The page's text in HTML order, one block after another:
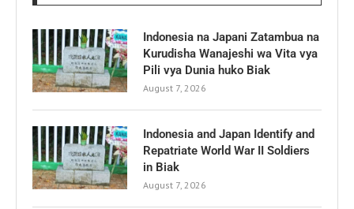
Indonesia na Japani Zatambua na
Kurudisha Wanajeshi wa Vita vya
Pili vya Dunia huko Biak
August 7, 2026
Indonesia and Japan Identify and
Repatriate World War II Soldiers
in Biak
August 7, 2026